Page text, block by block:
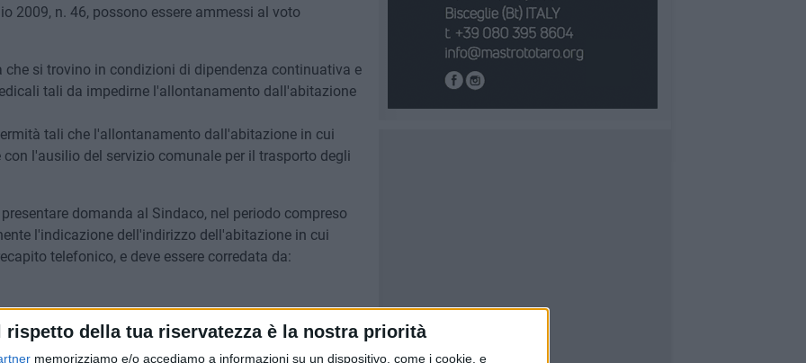
rispetto della tua riservatezza è la nostra priorità
memorizziamo e/o accediamo a informazioni su un dispositivo, come i cookie, e
2009, n. 46, possono essere ammessi al voto
si trovino in condizioni di dipendenza continuativa e
tali da impedirne l'allontanamento dall'abitazione
tali che l'allontanamento dall'abitazione in cui
l'ausilio del servizio comunale per il trasporto degli
domanda al Sindaco, nel periodo compreso
l'indicazione dell'indirizzo dell'abitazione in cui
telefonico, e deve essere corredata da:
dal funzionario medico designato dai competenti